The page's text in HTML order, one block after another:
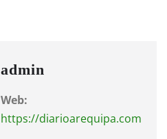
admin
Web:
https://diarioarequipa.com